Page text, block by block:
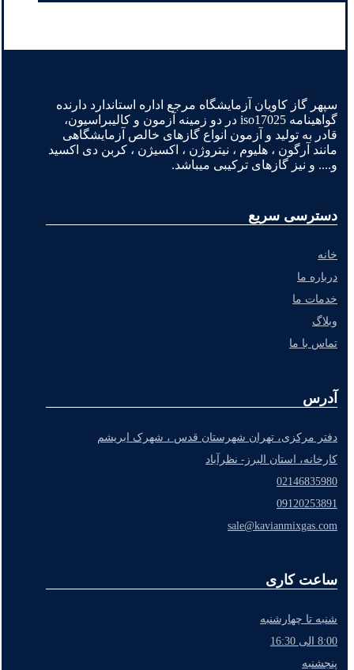
سپهر گاز کاویان آزمایشگاه مرجع اداره استاندارد دارنده
گواهینامه iso17025 در دو زمینه آزمون و کالیبراسیون،
قادر به تولید و آزمون انواع گازهای خالص آزمایشگاهی
مانند آرگون ، هلیوم ، نیتروژن ، اکسیژن ، کربن دی اکسید
و.... و نیز گازهای ترکیبی میباشد.
دسترسی سریع
خانه
درباره ما
خدمات ما
وبلاگ
تماس با ما
آدرس
دفتر مرکزی، تهران شهرستان قدس ، شهرک ابریشم
کارخانه، استان البرز- نظرآباد
02146835980
09120253891
sale@kavianmixgas.com
ساعت کاری
شنبه تا چهارشنبه
8:00 الی 16:30
پنجشنبه